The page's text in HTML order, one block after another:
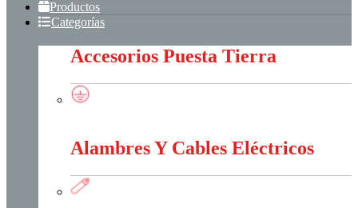
Productos
Categorías
Accesorios Puesta Tierra
Alambres Y Cables Eléctricos